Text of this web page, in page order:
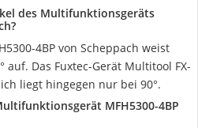
des Multifunktionsgeräts
4BP von Scheppach weist
auf. Das Fuxtec-Gerät Multitool FX-
liegt hingegen nur bei 90°.
MFH5300-4BP